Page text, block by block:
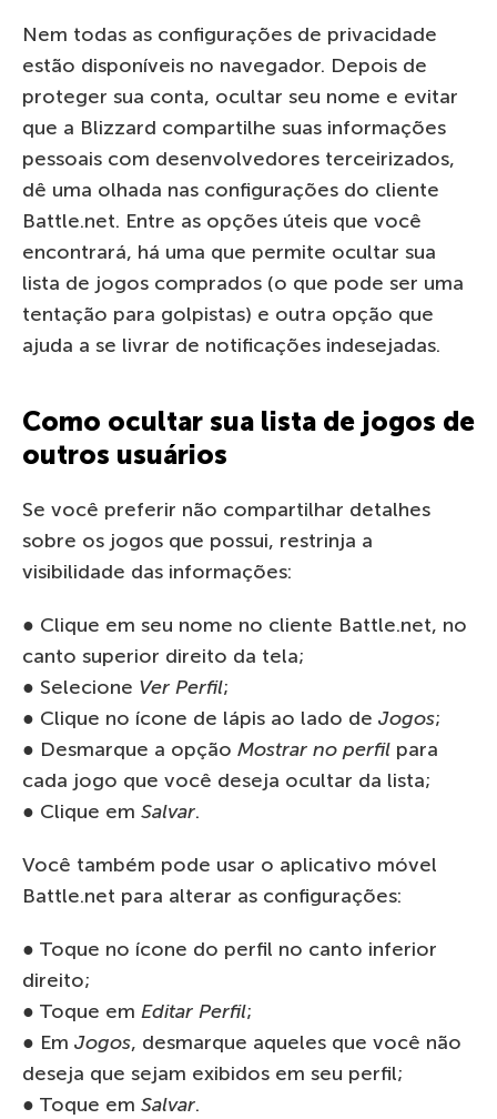
Nem todas as configurações de privacidade
estão disponíveis no navegador. Depois de
proteger sua conta, ocultar seu nome e evitar
que a Blizzard compartilhe suas informações
pessoais com desenvolvedores terceirizados,
dê uma olhada nas configurações do cliente
Battle.net. Entre as opções úteis que você
encontrará, há uma que permite ocultar sua
lista de jogos comprados (o que pode ser uma
tentação para golpistas) e outra opção que
ajuda a se livrar de notificações indesejadas.
Como ocultar sua lista de jogos de
outros usuários
Se você preferir não compartilhar detalhes
sobre os jogos que possui, restrinja a
visibilidade das informações:
● Clique em seu nome no cliente Battle.net, no
canto superior direito da tela;
● Selecione Ver Perfil;
● Clique no ícone de lápis ao lado de Jogos;
● Desmarque a opção Mostrar no perfil para
cada jogo que você deseja ocultar da lista;
● Clique em Salvar.
Você também pode usar o aplicativo móvel
Battle.net para alterar as configurações:
● Toque no ícone do perfil no canto inferior
direito;
● Toque em Editar Perfil;
● Em Jogos, desmarque aqueles que você não
deseja que sejam exibidos em seu perfil;
● Toque em Salvar.